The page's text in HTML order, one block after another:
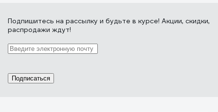
Подпишитесь на рассылку и будьте в курсе! Акции, скидки,
распродажи ждут!
Подписаться